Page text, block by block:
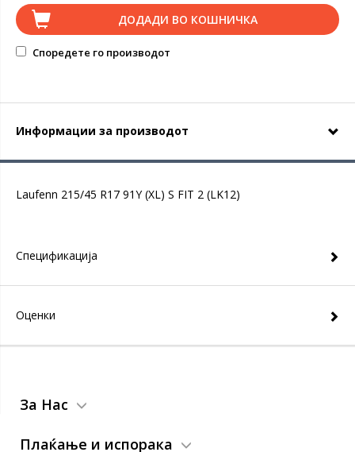
ДОДАДИ ВО КОШНИЧКА
Споредете го производот
Информации за производот
Laufenn 215/45 R17 91Y (XL) S FIT 2 (LK12)
Спецификација
Оценки
За Нас
Плаќање и испорака